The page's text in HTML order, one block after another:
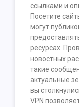
ссылками и
Посетите
могут
ресурсах.
новостных
такие
актуальные
вы
VPN